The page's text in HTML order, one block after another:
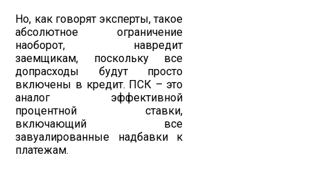
Но, как говорят эксперты, такое
абсолютное ограничение
наоборот, навредит
заемщикам, поскольку все
допрасходы будут просто
включены в кредит. ПСК – это
аналог эффективной
процентной ставки,
включающий все
завуалированные надбавки к
платежам.